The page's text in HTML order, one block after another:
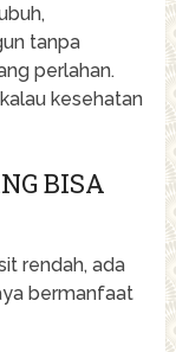
tanpa
perlahan.
kesehatan
BISA
rendah, ada
bermanfaat